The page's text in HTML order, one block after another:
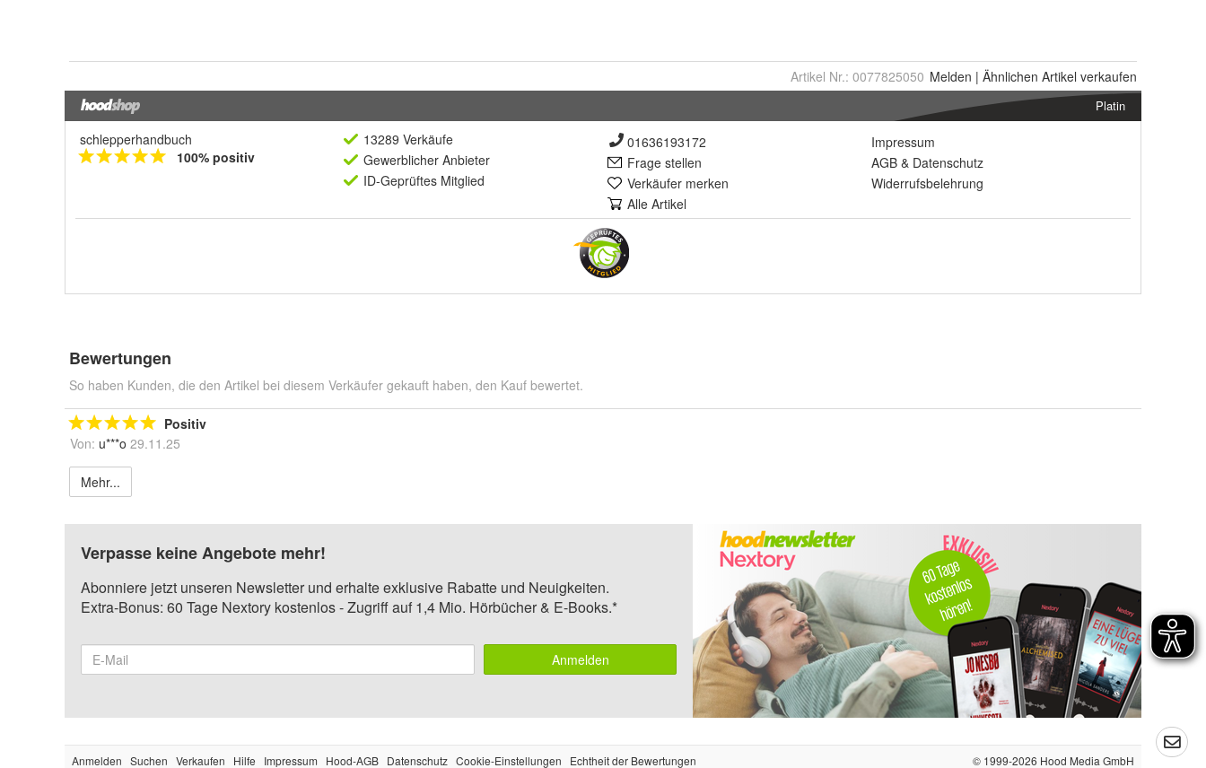
Artikel Nr.: 0077825050 Melden | Ähnlichen Artikel verkaufen
Platin
schlepperhandbuch
100% positiv
13289 Verkäufe
Gewerblicher Anbieter
ID-Geprüftes Mitglied
01636193172
Frage stellen
Verkäufer merken
Alle Artikel
Impressum
AGB & Datenschutz
Widerrufsbelehrung
Bewertungen
So haben Kunden, die den Artikel bei diesem Verkäufer gekauft haben, den Kauf bewertet.
Positiv
Von: u***o 29.11.25
Mehr...
Verpasse keine Angebote mehr!
Abonniere jetzt unseren Newsletter und erhalte exklusive Rabatte und Neuigkeiten.
Extra-Bonus: 60 Tage Nextory kostenlos - Zugriff auf 1,4 Mio. Hörbücher & E-Books.*
Anmelden
Anmelden Suchen Verkaufen Hilfe Impressum Hood-AGB Datenschutz Cookie-Einstellungen Echtheit der Bewertungen © 1999-2026 Hood Media GmbH